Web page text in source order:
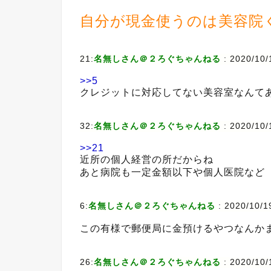
自分が現金使うのは美容院
21:名無しさん＠２ろぐちゃんねる : 2020/10/
>>5
クレジットに対応してない美容室なんて
32:名無しさん＠２ろぐちゃんねる : 2020/
>>21
近所の個人経営の所だからね
あと病院も一定金額以下や個人医院など
6:名無しさん＠２ろぐちゃんねる : 2020/10/
この有様で郵便局に金預けるやつなんか
26:名無しさん＠２ろぐちゃんねる : 2020/10/